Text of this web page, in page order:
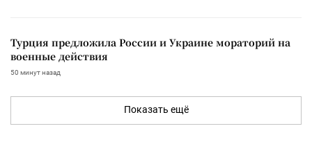
Турция предложила России и Украине мораторий на
военные действия
50 минут назад
Показать ещё